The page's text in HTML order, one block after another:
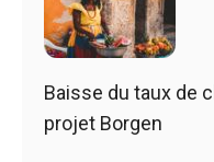
Baisse du taux de
projet Borgen